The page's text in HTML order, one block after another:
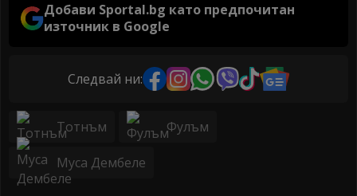
Добави Sportal.bg като предпочитан
източник в Google
Следвай ни:
Тотнъм Фулъм
Муса Дембеле